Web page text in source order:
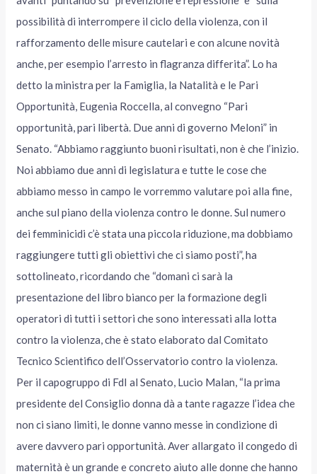
possibilità di interrompere il ciclo della violenza, con il
rafforzamento delle misure cautelari e con alcune novità
anche, per esempio l’arresto in flagranza differita”. Lo ha
detto la ministra per la Famiglia, la Natalità e le Pari
Opportunità, Eugenia Roccella, al convegno “Pari
opportunità, pari libertà. Due anni di governo Meloni” in
Senato. “Abbiamo raggiunto buoni risultati, non è che l’inizio.
Noi abbiamo due anni di legislatura e tutte le cose che
abbiamo messo in campo le vorremmo valutare poi alla fine,
anche sul piano della violenza contro le donne. Sul numero
dei femminicidi c’è stata una piccola riduzione, ma dobbiamo
raggiungere tutti gli obiettivi che ci siamo posti”, ha
sottolineato, ricordando che “domani ci sarà la
presentazione del libro bianco per la formazione degli
operatori di tutti i settori che sono interessati alla lotta
contro la violenza, che è stato elaborato dal Comitato
Tecnico Scientifico dell’Osservatorio contro la violenza.
Per il capogruppo di FdI al Senato, Lucio Malan, “la prima
presidente del Consiglio donna dà a tante ragazze l’idea che
non ci siano limiti, le donne vanno messe in condizione di
avere davvero pari opportunità. Aver allargato il congedo di
maternità è un grande e concreto aiuto alle donne che hanno